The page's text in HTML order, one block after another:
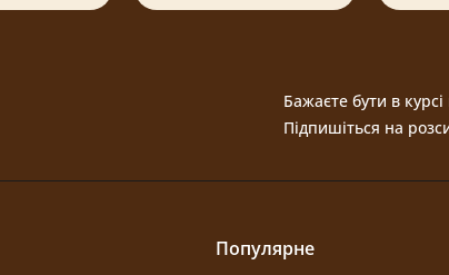
Бажаєте бути в
Підпишіться на
Популярне